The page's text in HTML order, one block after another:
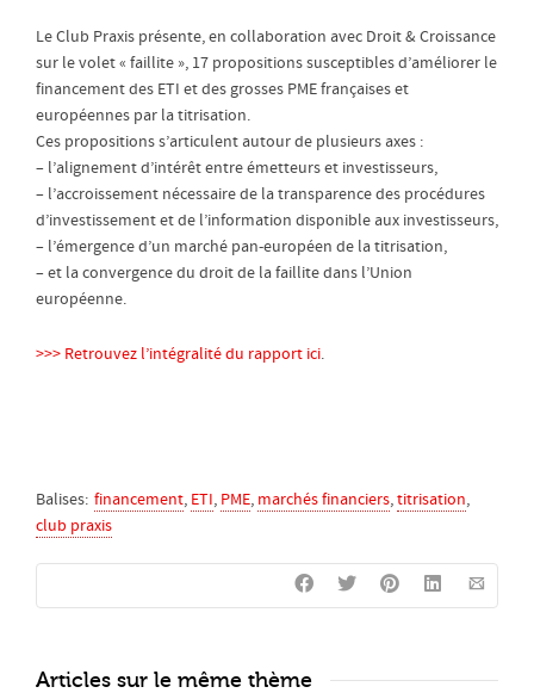
Le Club Praxis présente, en collaboration avec Droit & Croissance
sur le volet « faillite », 17 propositions susceptibles d’améliorer le
financement des ETI et des grosses PME françaises et
européennes par la titrisation.
Ces propositions s’articulent autour de plusieurs axes :
– l’alignement d’intérêt entre émetteurs et investisseurs,
– l’accroissement nécessaire de la transparence des procédures
d’investissement et de l’information disponible aux investisseurs,
– l’émergence d’un marché pan-européen de la titrisation,
– et la convergence du droit de la faillite dans l’Union
européenne.
>>> Retrouvez l’intégralité du rapport ici.
Balises: financement, ETI, PME, marchés financiers,titrisation,
club praxis
Articles sur le même thème